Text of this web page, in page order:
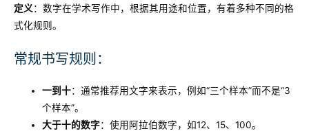
定义：数字在学术写作中，根据其用途和位置，有着多种不同的格
式化规则。
常规书写规则：
一到十：通常推荐用文字来表示，例如“三个样本”而不是“3
个样本”。
大于十的数字：使用阿拉伯数字，如12、15、100。